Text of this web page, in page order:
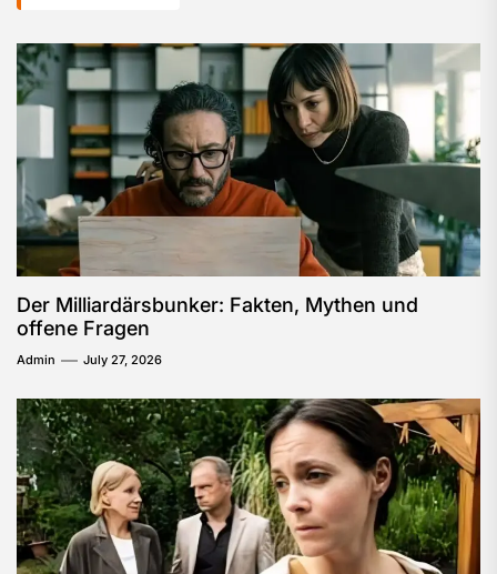
Der Milliardärsbunker: Fakten, Mythen und
offene Fragen
Admin July 27, 2026